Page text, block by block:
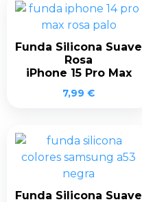
Funda Silicona Suave
Rosa
iPhone 15 Pro Max
7,99 €
Funda Silicona Suave